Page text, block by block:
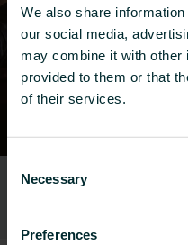
We also share
our social media,
may combine it with other
provided to them or that
of their services.
Consent
Selection
Necessary
Preferences
Bildung